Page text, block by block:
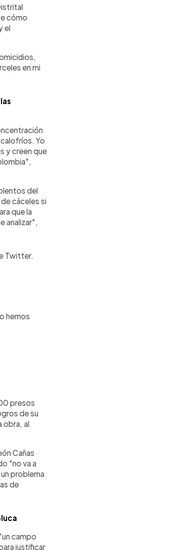
cómo
el
en mi
Yo
y creen que
del
cáceles si
que la
analizar",
Twitter.
hemos
presos
de su
obra, al
Cañas
"no va a
problema
de
campo
justificar